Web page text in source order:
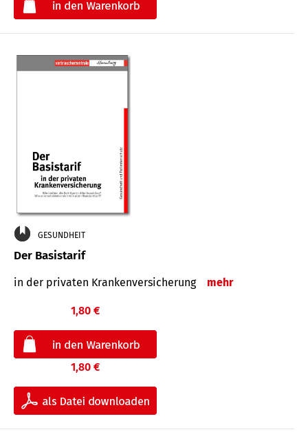
GESUNDHEIT
Der Basistarif
in der privaten Kran­ken­ver­siche­rung mehr
1,80 €
1,80 €